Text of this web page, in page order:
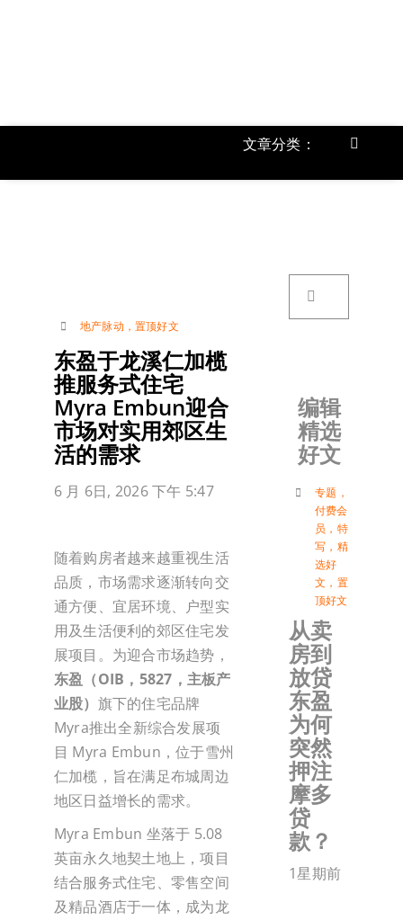
文章分类：
Toggle
地产脉动 ， 置顶好文
东盈于龙溪仁加榄
推服务式住宅
Myra Embun迎合
市场对实用郊区生
活的需求
6 月 6日, 2026 下午 5:47
随着购房者越来越重视生活
品质，市场需求逐渐转向交
通方便、宜居环境、户型实
用及生活便利的郊区住宅发
展项目。为迎合市场趋势，
东盈（OIB，5827，主板产
业股） 旗下的住宅品牌
Myra推出全新综合发展项
目 Myra Embun，位于雪州
仁加榄，旨在满足布城周边
地区日益增长的需求。
Myra Embun 坐落于 5.08
英亩永久地契土地上，项目
结合服务式住宅、零售空间
及精品酒店于一体，成为龙
编辑
精选
好文
专题 ，
付费会
员 ， 特
写 ， 精
选好
文 ， 置
顶好文
从卖
房到
放贷
东盈
为何
突然
押注
摩多
贷
款？
1星期前